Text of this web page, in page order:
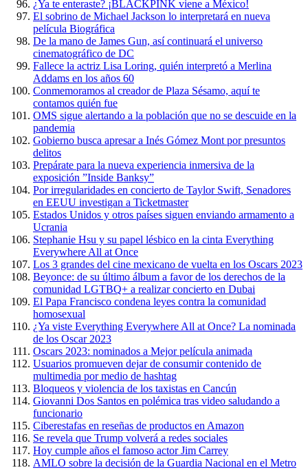
¿Ya te enteraste? ¡BLACKPINK viene a México!
El sobrino de Michael Jackson lo interpretará en nueva
película Biográfica
De la mano de James Gun, así continuará el universo
cinematográfico de DC
Fallece la actriz Lisa Loring, quién interpretó a Merlina
Addams en los años 60
Conmemoramos al creador de Plaza Sésamo, aquí te
contamos quién fue
OMS sigue alertando a la población que no se descuide en la
pandemia
Gobierno busca apresar a Inés Gómez Mont por presuntos
delitos
Prepárate para la nueva experiencia inmersiva de la
exposición ”Inside Banksy”
Por irregularidades en concierto de Taylor Swift, Senadores
en EEUU investigan a Ticketmaster
Estados Unidos y otros países siguen enviando armamento a
Ucrania
Stephanie Hsu y su papel lésbico en la cinta Everything
Everywhere All at Once
Los 3 grandes del cine mexicano de vuelta en los Oscars 2023
Beyonce: de su último álbum a favor de los derechos de la
comunidad LGTBQ+ a realizar concierto en Dubai
El Papa Francisco condena leyes contra la comunidad
homosexual
¿Ya viste Everything Everywhere All at Once? La nominada
de los Oscar 2023
Oscars 2023: nominados a Mejor película animada
Usuarios promueven dejar de consumir contenido de
multimedia por medio de hashtag
Bloqueos y violencia de los taxistas en Cancún
Giovanni Dos Santos en polémica tras video saludando a
funcionario
Ciberestafas en reseñas de productos en Amazon
Se revela que Trump volverá a redes sociales
Hoy cumple años el famoso actor Jim Carrey
AMLO sobre la decisión de la Guardia Nacional en el Metro